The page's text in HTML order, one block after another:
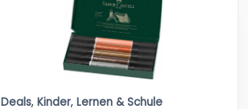
Deals, Kinder, Lernen & Schule